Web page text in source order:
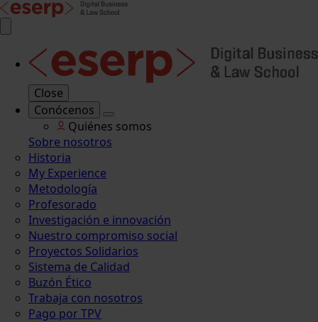
Close
Conócenos
Quiénes somos
Sobre nosotros
Historia
My Experience
Metodología
Profesorado
Investigación e innovación
Nuestro compromiso social
Proyectos Solidarios
Sistema de Calidad
Buzón Ético
Trabaja con nosotros
Pago por TPV